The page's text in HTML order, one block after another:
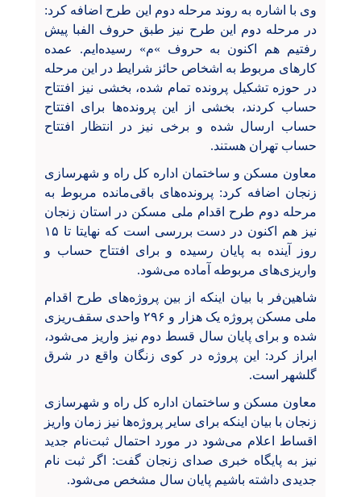
وی با اشاره به روند مرحله دوم این طرح اضافه کرد:
در مرحله دوم این طرح نیز طبق حروف الفبا پیش
رفتیم هم اکنون به حروف »م» رسیده‌ایم. عمده
کارهای مربوط به اشخاص حائز شرایط در این مرحله
در حوزه تشکیل پرونده تمام شده، بخشی نیز افتتاح
حساب کردند، بخشی از این پرونده‌ها برای افتتاح
حساب ارسال شده و برخی نیز در انتظار افتتاح
حساب تهران هستند.
معاون مسکن و ساختمان اداره کل راه و شهرسازی
زنجان اضافه کرد: پرونده‌های باقی‌مانده مربوط به
مرحله دوم طرح اقدام ملی مسکن در استان زنجان
نیز هم اکنون در دست بررسی است که نهایتا تا ۱۵
روز آینده به پایان رسیده و برای افتتاح حساب و
واریزی‌های مربوطه آماده می‌شود.
شاهین‌فر با بیان اینکه از بین پروژه‌های طرح اقدام
ملی مسکن پروژه یک هزار و ۲۹۶ واحدی سقف‌ریزی
شده و برای پایان سال قسط دوم نیز واریز می‌شود،
ابراز کرد: این پروژه در کوی زنگان واقع در شرق
گلشهر است.
معاون مسکن و ساختمان اداره کل راه و شهرسازی
زنجان با بیان اینکه برای سایر پروژه‌ها نیز زمان واریز
اقساط اعلام می‌شود در مورد احتمال ثبت‌نام جدید
نیز به پایگاه خبری صدای زنجان گفت: اگر ثبت نام
جدیدی داشته باشیم پایان سال مشخص می‌شود.